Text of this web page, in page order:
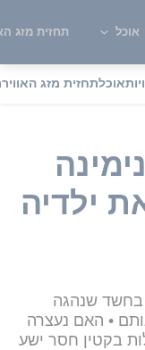
אוכל תחזית מזג
אוכלתחזית מזג האוויר
ילדיה
שוטרי זכרון יעקב עצרו אישה בת 34 בחשד שנהגה
• האם נעצרה
בקטין חסר ישע